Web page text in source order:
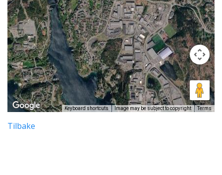
Keyboard shortcuts Image may be subject to copyright Terms
Tilbake